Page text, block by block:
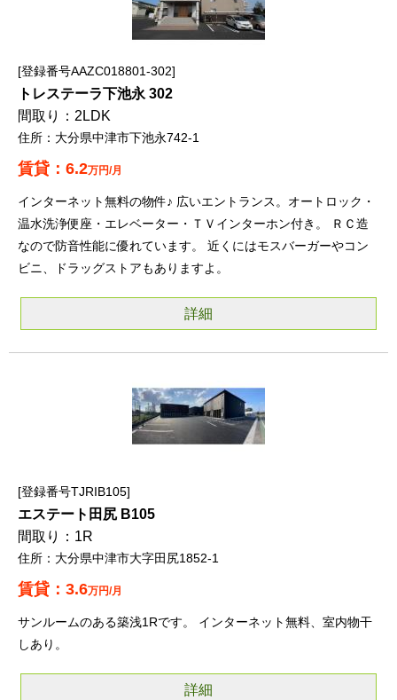
登録番号AAZC018801-302
トレステーラ下池永 302
2LDK
大分県中津市下池永742-1
6.2万円/月
インターネット無料の物件♪ 広いエントランス。オートロック・
温水洗浄便座・エレベーター・ＴＶインターホン付き。 ＲＣ造
なので防音性能に優れています。 近くにはモスバーガーやコン
ビニ、ドラッグストアもありますよ。
詳細
登録番号TJRIB105
エステート田尻 B105
1R
大分県中津市大字田尻1852-1
3.6万円/月
サンルームのある築浅1Rです。 インターネット無料、室内物干
しあり。
詳細